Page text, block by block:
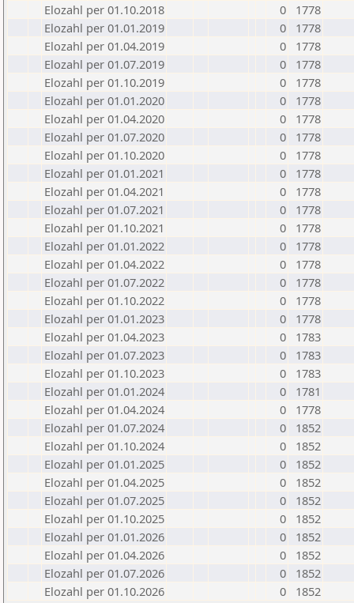
Elozahl per 01.10.2018
0
1778
Elozahl per 01.01.2019
0
1778
Elozahl per 01.04.2019
0
1778
Elozahl per 01.07.2019
0
1778
Elozahl per 01.10.2019
0
1778
Elozahl per 01.01.2020
0
1778
Elozahl per 01.04.2020
0
1778
Elozahl per 01.07.2020
0
1778
Elozahl per 01.10.2020
0
1778
Elozahl per 01.01.2021
0
1778
Elozahl per 01.04.2021
0
1778
Elozahl per 01.07.2021
0
1778
Elozahl per 01.10.2021
0
1778
Elozahl per 01.01.2022
0
1778
Elozahl per 01.04.2022
0
1778
Elozahl per 01.07.2022
0
1778
Elozahl per 01.10.2022
0
1778
Elozahl per 01.01.2023
0
1778
Elozahl per 01.04.2023
0
1783
Elozahl per 01.07.2023
0
1783
Elozahl per 01.10.2023
0
1783
Elozahl per 01.01.2024
0
1781
Elozahl per 01.04.2024
0
1778
Elozahl per 01.07.2024
0
1852
Elozahl per 01.10.2024
0
1852
Elozahl per 01.01.2025
0
1852
Elozahl per 01.04.2025
0
1852
Elozahl per 01.07.2025
0
1852
Elozahl per 01.10.2025
0
1852
Elozahl per 01.01.2026
0
1852
Elozahl per 01.04.2026
0
1852
Elozahl per 01.07.2026
0
1852
Elozahl per 01.10.2026
0 1852